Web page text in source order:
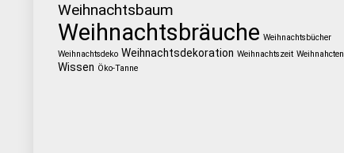
Weihnachtsbaum
Weihnachtsbräuche Weihnachtsbücher
Weihnachtsdeko Weihnachtsdekoration Weihnachtszeit Weihnahcten
Wissen Öko-Tanne